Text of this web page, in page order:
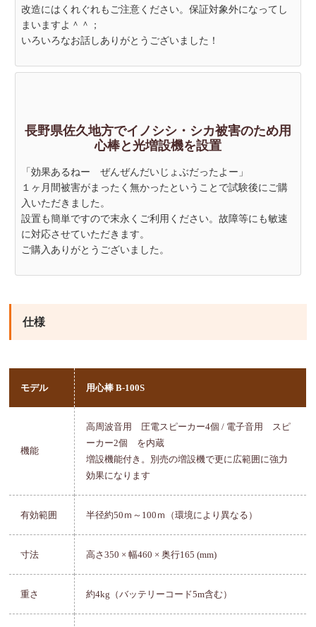
改造にはくれぐれもご注意ください。保証対象外になってし
まいますよ＾＾；
いろいろなお話しありがとうございました！
長野県佐久地方でイノシシ・シカ被害のため用
心棒と光増設機を設置
「効果あるねー ぜんぜんだいじょぶだったよー」
１ヶ月間被害がまったく無かったということで試験後にご購
入いただきました。
設置も簡単ですので末永くご利用ください。故障等にも敏速
に対応させていただきます。
ご購入ありがとうございました。
仕様
モデル 用心棒 B-100S
機能
高周波音用 圧電スピーカー4個 / 電子音用 スピ
ーカー2個 を内蔵
増設機能付き。別売の増設機で更に広範囲に強力
効果になります
有効範囲 半径約50ｍ～100ｍ（環境により異なる）
寸法 高さ350 × 幅460 × 奥行165 (mm)
重さ 約4kg（バッテリーコード5m含む）